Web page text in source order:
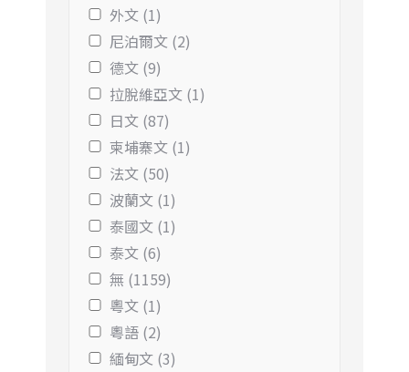
外文 (1)
尼泊爾文 (2)
德文 (9)
拉脫維亞文 (1)
日文 (87)
柬埔寨文 (1)
法文 (50)
波蘭文 (1)
泰國文 (1)
泰文 (6)
無 (1159)
粵文 (1)
粵語 (2)
緬甸文 (3)